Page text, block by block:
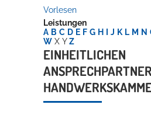
Kultur
Bildung
Willkommen in Hockenheim
Vorlesen
Leistungen
A B C D E F G H J K L M N
W X Y Z
EINHEITLICHEN